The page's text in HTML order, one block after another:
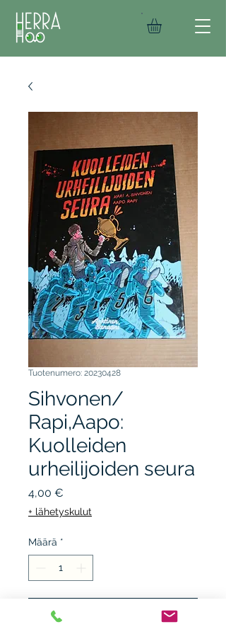
Tuotenumero: 20230428
Sihvonen/
Rapi,Aapo:
Kuolleiden
urheilijoiden seura
4,00 €
+ lähetyskulut
Määrä *
Lisää ostoskärryyn